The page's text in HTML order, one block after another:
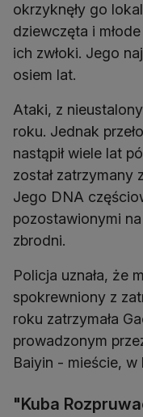
okrzyknęły go
dziewczęta i
ich zwłoki. Jego
osiem lat.
Ataki, z
roku. Jednak
nastąpił wiele lat
został zatrzymany
Jego DNA
pozostawionymi
zbrodni.
Policja uznała, że
spokrewniony z
roku zatrzymała
prowadzonym
Baiyin - mieście, w
"Kuba